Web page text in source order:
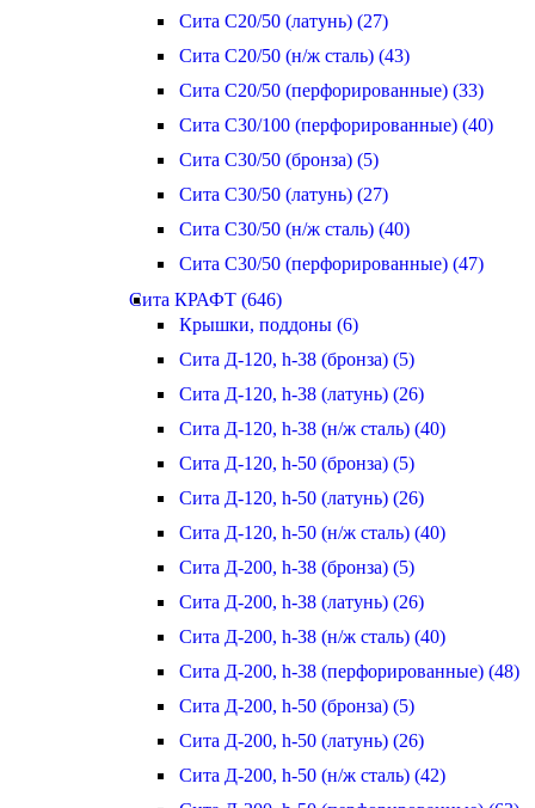
Сита С20/50 (латунь) (27)
Сита С20/50 (н/ж сталь) (43)
Сита С20/50 (перфорированные) (33)
Сита С30/100 (перфорированные) (40)
Сита С30/50 (бронза) (5)
Сита С30/50 (латунь) (27)
Сита С30/50 (н/ж сталь) (40)
Сита С30/50 (перфорированные) (47)
Сита КРАФТ (646)
Крышки, поддоны (6)
Сита Д-120, h-38 (бронза) (5)
Сита Д-120, h-38 (латунь) (26)
Сита Д-120, h-38 (н/ж сталь) (40)
Сита Д-120, h-50 (бронза) (5)
Сита Д-120, h-50 (латунь) (26)
Сита Д-120, h-50 (н/ж сталь) (40)
Сита Д-200, h-38 (бронза) (5)
Сита Д-200, h-38 (латунь) (26)
Сита Д-200, h-38 (н/ж сталь) (40)
Сита Д-200, h-38 (перфорированные) (48)
Сита Д-200, h-50 (бронза) (5)
Сита Д-200, h-50 (латунь) (26)
Сита Д-200, h-50 (н/ж сталь) (42)